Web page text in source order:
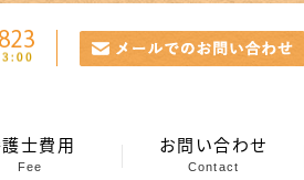
士費用
Fee
お問い合わせ
Contact